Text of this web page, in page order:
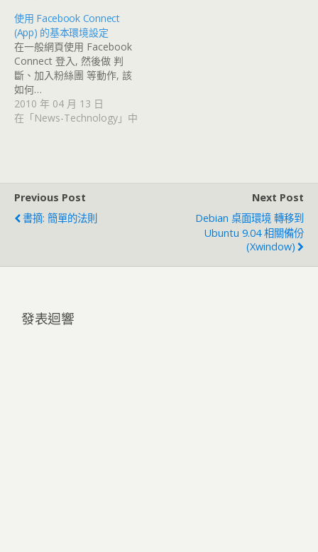
使用 Facebook Connect
(App) 的基本環境設定
在一般網頁使用 Facebook
Connect 登入, 然後做 判
斷、加入粉絲團 等動作, 該
如何…
2010 年 04 月 13 日
在「News-Technology」中
Previous Post
書摘: 簡單的法則
Next Post
Debian 桌面環境 轉移到
Ubuntu 9.04 相關備份
(Xwindow)
發表迴響